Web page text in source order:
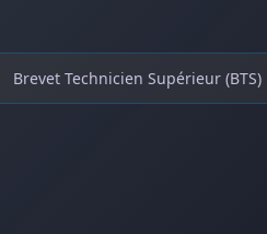
Brevet Technicien Supérieur (BTS)